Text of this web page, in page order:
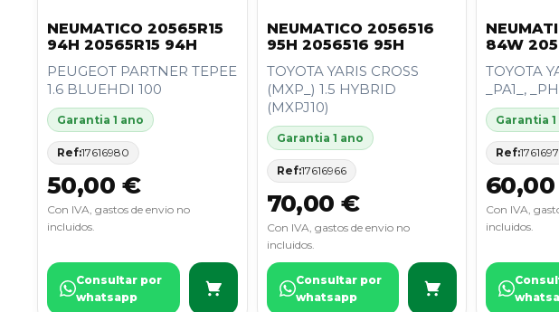
NEUMATICO 20565R15
94H 20565R15 94H
PEUGEOT PARTNER TEPEE
1.6 BLUEHDI 100
Garantia 1 ano
Ref:17616980
50,00 €
Con IVA, gastos de envio no
incluidos.
Consultar por
whatsapp
NEUMATICO 2056516
95H 2056516 95H
TOYOTA YARIS CROSS
(MXP_) 1.5 HYBRID
(MXPJ10)
Garantia 1 ano
Ref:17616966
70,00 €
Con IVA, gastos de envio no
incluidos.
Consultar por
whatsapp
84W
TOYOTA
_PA1_,
Garantia
Ref:
Con IVA,
incluidos.